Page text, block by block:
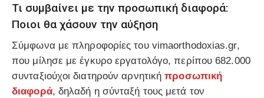
Τι συμβαίνει με την προσωπική διαφορά:
Ποιοι θα χάσουν την αύξηση
Σύμφωνα με πληροφορίες του vimaorthodoxias.gr,
που μίλησε με έγκυρο εργατολόγο, περίπου 682.000
συνταξιούχοι διατηρούν αρνητικήπροσωπική
διαφορά, δηλαδή η σύνταξή τους μετά τον